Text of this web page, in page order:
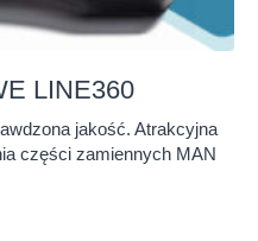
LINE360
jakość. Atrakcyjna
części zamiennych MAN